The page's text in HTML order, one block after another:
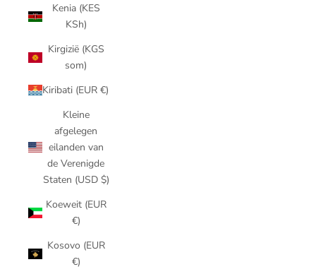
Kenia (KES
KSh)
Kirgizië (KGS
som)
Kiribati (EUR €)
Kleine
afgelegen
eilanden van
de Verenigde
Staten (USD $)
Koeweit (EUR
€)
Kosovo (EUR
€)